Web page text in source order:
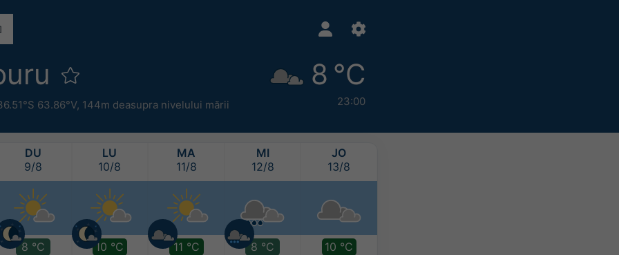
63.86°V, 144m deasupra nivelului mării
8 °C
23:00
DU
9/8
8 °C
LU
10/8
10 °C
MA
11/8
11 °C
MI
12/8
8 °C
JO
13/8
10 °C